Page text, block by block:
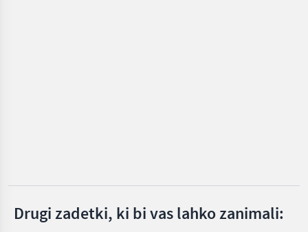
Vogesenblitz
Drugi zadetki, ki bi vas lahko zanimali: